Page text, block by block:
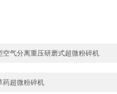
空气分离重压研磨式超微粉碎机
药超微粉碎机